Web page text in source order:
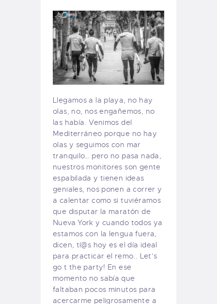
Llegamos a la playa, no hay
olas, no, nos engañemos, no
las había. Venimos del
Mediterráneo porque no hay
olas y seguimos con mar
tranquilo… pero no pasa nada,
nuestros monitores son gente
espabilada y tienen ideas
geniales, nos ponen a correr y
a calentar como si tuviéramos
que disputar la maratón de
Nueva York y cuando todos ya
estamos con la lengua fuera,
dicen, tí@s hoy es el día ideal
para practicar el remo.. Let’s
go t the party! En ese
momento no sabía que
faltaban pocos minutos para
acercarme peligrosamente a